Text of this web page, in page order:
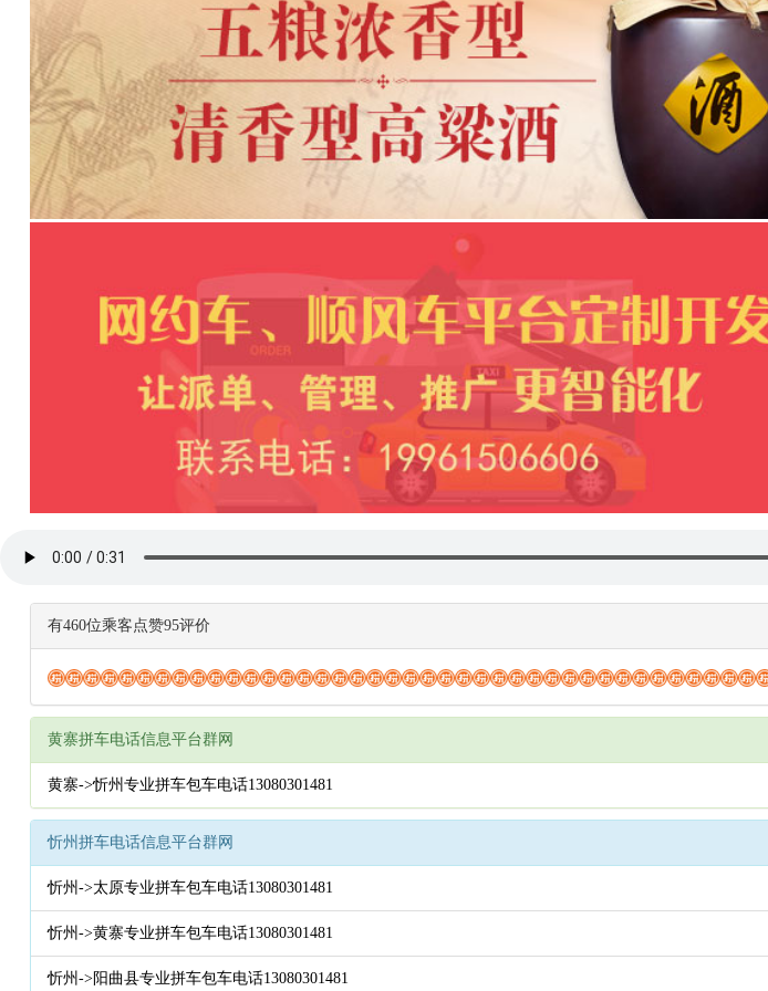
有460位乘客点赞95评价
黄寨拼车电话信息平台群网
黄寨->忻州专业拼车包车电话13080301481
忻州拼车电话信息平台群网
忻州->太原专业拼车包车电话13080301481
忻州->黄寨专业拼车包车电话13080301481
忻州->阳曲县专业拼车包车电话13080301481